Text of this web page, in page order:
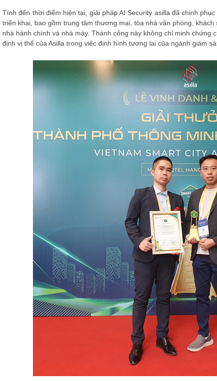
Tính đến thời điểm hiện tại, giải pháp AI Security asilla đã chinh phục
triển khai, bao gồm trung tâm thương mại, tòa nhà văn phòng,
nhà hành chính và nhà máy. Thành công này không chỉ minh
định vị thế của Asilla trong việc định hình tương lai của ngành giám